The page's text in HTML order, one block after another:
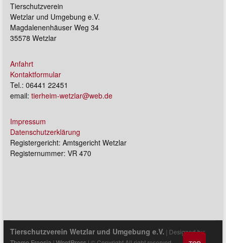
Tierschutzverein
Wetzlar und Umgebung e.V.
Magdalenenhäuser Weg 34
35578 Wetzlar
Anfahrt
Kontaktformular
Tel.: 06441 22451
email: tierheim-wetzlar@web.de
Impressum
Datenschutzerklärung
Registergericht: Amtsgericht Wetzlar
Registernummer: VR 470
Tierschutzverein Wetzlar und Umgebung e.V. | Designed by: